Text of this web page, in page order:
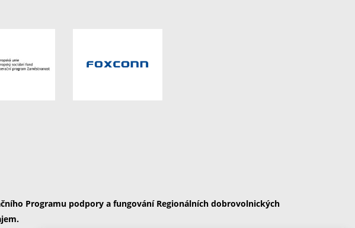
Programu podpory a fungování Regionálních dobrovolnických